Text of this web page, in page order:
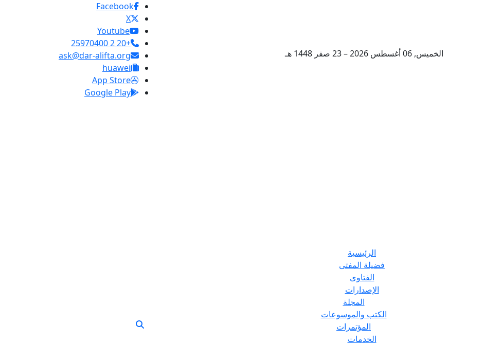
الخميس, 06 أغسطس 2026 – 23 صفر 1448 هـ
Facebook
X
Youtube
+20 2 25970400
ask@dar-alifta.org
huawei
App Store
Google Play
الرئيسية
فضيلة المفتى
الفتاوى
الإصدارات
المجلة
الكتب والموسوعات
المؤتمرات
الخدمات